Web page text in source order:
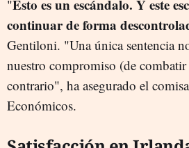
"Esto es un escándalo. Y este
continuar de forma
Gentiloni. "Una única sentencia
nuestro compromiso (de
contrario", ha asegurado el
Económicos.